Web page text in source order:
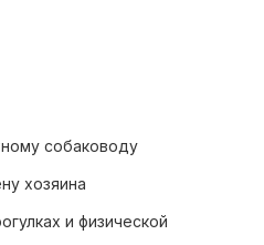
собаководу
хозяина
и физической